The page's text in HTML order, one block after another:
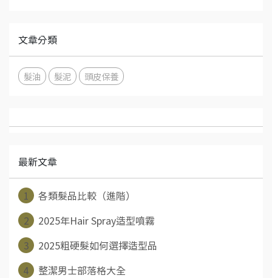
文章分類
髮油 髮泥 頭皮保養
最新文章
1
各類髮品比較（進階）
2
2025年Hair Spray造型噴霧
3
2025粗硬髮如何選擇造型品
4
整潔男士部落格大全